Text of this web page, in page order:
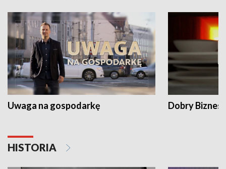
Uwaga na gospodarkę Dobry Biznes
HISTORIA